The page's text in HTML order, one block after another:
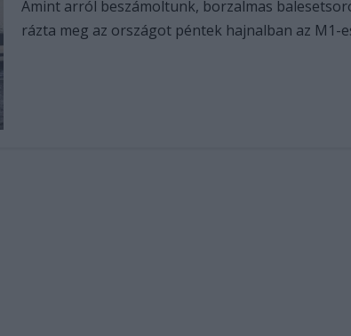
Amint arról beszámoltunk, borzalmas
rázta meg az országot péntek hajnalban az M1-